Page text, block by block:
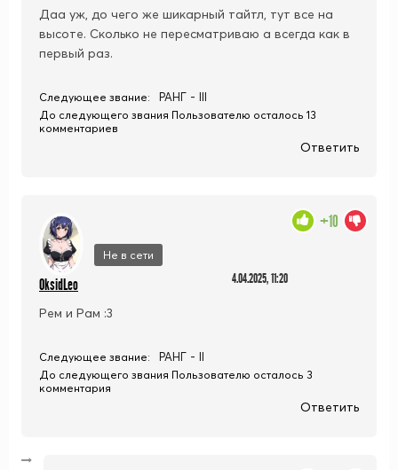
Даа уж, до чего же шикарный тайтл, тут все на
высоте. Сколько не пересматриваю а всегда как в
первый раз.
Следующее звание: РАНГ - III
До следующего звания Пользователю осталось 13
комментариев
Ответить
Не в сети
OksidLeo 4.04.2025, 11:20
Рем и Рам :3
+10
Следующее звание: РАНГ - II
До следующего звания Пользователю осталось 3
комментария
Ответить